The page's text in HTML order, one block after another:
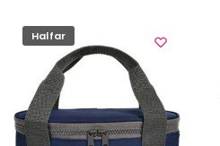
variaties.
Deze
optie
kan
gekozen
worden
Halfar